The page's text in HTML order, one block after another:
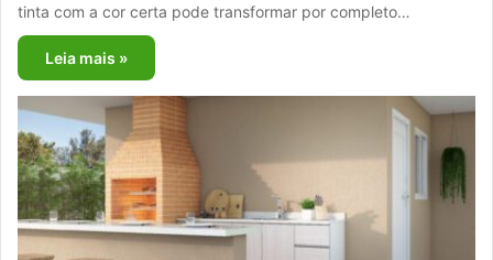
tinta com a cor certa pode transformar por completo…
Leia mais »